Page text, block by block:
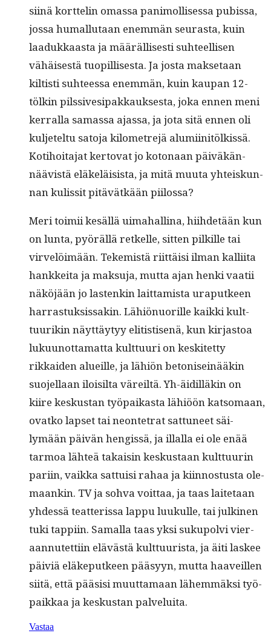
siinä kort­telin omas­sa pan­i­mol­lises­sa pubis­sa,
jos­sa humal­lu­taan enem­män seuras­ta, kuin
laadukkaas­ta ja määräl­lis­es­ti suh­teel­lisen
vähäis­es­tä tuopil­lis­es­ta. Ja jos­ta mak­se­taan
kiltisti suh­teessa enem­män, kuin kau­pan 12-
tölkin pilssivesi­pakkauk­ses­ta, joka ennen meni
ker­ral­la samas­sa ajas­sa, ja jota sitä ennen oli
kul­jetel­tu sato­ja kilo­me­tre­jä alu­mi­initölkissä.
Koti­hoita­jat ker­to­vat jo koton­aan päiväkän­
näävistä eläkeläi­sista, ja mitä muu­ta yhteiskun­
nan kulis­sit pitävätkään piilossa?
Meri toimii kesäl­lä uima­hal­li­na, hiihde­tään kun
on lun­ta, pyöräl­lä retkelle, sit­ten pilkille tai
virvelöimään. Tekemistä riit­täisi ilman kalli­ita
han­kkei­ta ja mak­su­ja, mut­ta ajan hen­ki vaatii
näköjään jo las­tenkin lait­tamista ura­put­keen
har­ras­tuk­sis­sakin. Lähiön­uo­rille kaik­ki kult­
tuurikin näyt­täy­tyy elit­is­tisenä, kun kir­jas­toa
luku­unot­ta­mat­ta kult­tuuri on keskitet­ty
rikkaiden alueille, ja lähiön betoni­seinääkin
suo­jel­laan iloisil­ta väreiltä. Yh-äidil­läkin on
kiire keskus­tan työ­paikas­ta lähiöön kat­so­maan,
ovatko lapset tai neon­te­trat sat­tuneet säi­
lymään päivän hengis­sä, ja illal­la ei ole enää
tar­moa lähteä takaisin keskus­taan kult­tuurin
pari­in, vaik­ka sat­tuisi rahaa ja kiin­nos­tus­ta ole­
maankin. TV ja soh­va voit­taa, ja taas laite­taan
yhdessä teat­teris­sa lap­pu luukulle, tai julki­nen
tuki tap­pi­in. Samal­la taas yksi sukupolvi vier­
aan­nutet­ti­in elävästä kult­tuurista, ja äiti las­kee
päiviä eläkeput­keen pääsyyn, mut­ta haaveillen
siitä, että pää­sisi muut­ta­maan lähem­mäk­si työ­
paikkaa ja keskus­tan palveluita.
Vastaa